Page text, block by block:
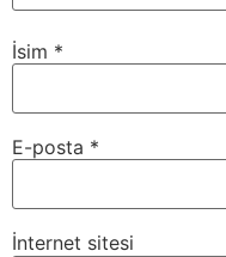
İsim *
E-posta *
İnternet sitesi